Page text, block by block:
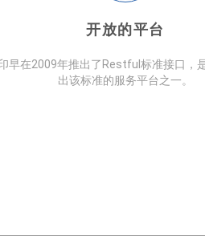
开放的平台
早在2009年推出了Restful标准接口，
出该标准的服务平台之一。